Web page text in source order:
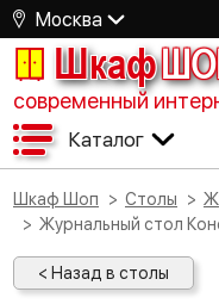
Москва
Шкаф
современный
Каталог
Шкаф Шоп Столы
Журнальный стол
< Назад в столы